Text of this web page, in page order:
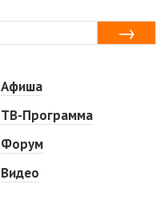
Афиша
ТВ-Программа
Форум
Видео